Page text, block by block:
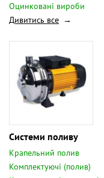
Оцинковані вироби
Дивитись все
Системи поливу
Крапельний полив
Комплектуючі (полив)